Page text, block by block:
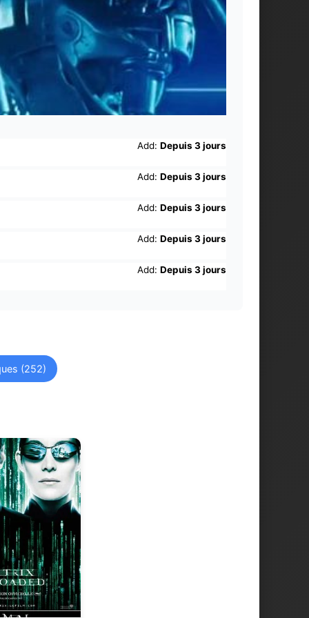
Add: Depuis 3 jours
Add: Depuis 3 jours
Add: Depuis 3 jours
Add: Depuis 3 jours
Add: Depuis 3 jours
(252)